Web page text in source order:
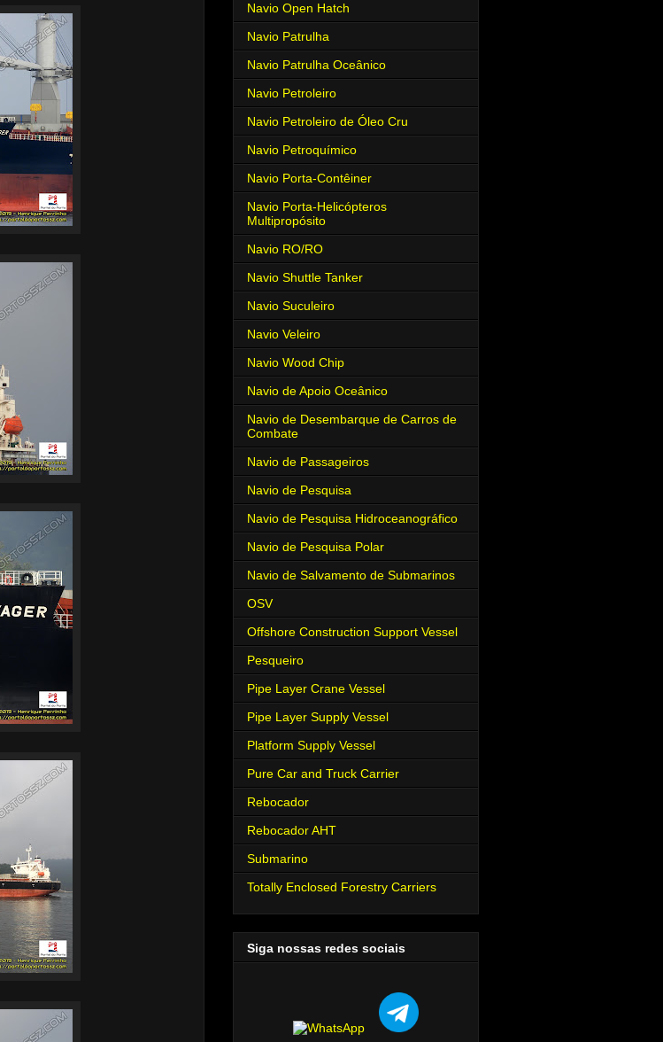
Navio Open Hatch
Navio Patrulha
Navio Patrulha Oceânico
Navio Petroleiro
Navio Petroleiro de Óleo Cru
Navio Petroquímico
Navio Porta-Contêiner
Navio Porta-Helicópteros
Multipropósito
Navio RO/RO
Navio Shuttle Tanker
Navio Suculeiro
Navio Veleiro
Navio Wood Chip
Navio de Apoio Oceânico
Navio de Desembarque de Carros de
Combate
Navio de Passageiros
Navio de Pesquisa
Navio de Pesquisa Hidroceanográfico
Navio de Pesquisa Polar
Navio de Salvamento de Submarinos
OSV
Offshore Construction Support Vessel
Pesqueiro
Pipe Layer Crane Vessel
Pipe Layer Supply Vessel
Platform Supply Vessel
Pure Car and Truck Carrier
Rebocador
Rebocador AHT
Submarino
Totally Enclosed Forestry Carriers
Siga nossas redes sociais